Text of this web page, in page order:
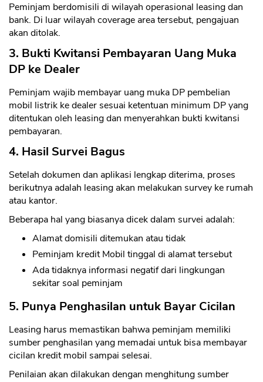
Peminjam berdomisili di wilayah operasional leasing dan
bank. Di luar wilayah coverage area tersebut, pengajuan
akan ditolak.
3. Bukti Kwitansi Pembayaran Uang Muka
DP ke Dealer
Peminjam wajib membayar uang muka DP pembelian
mobil listrik ke dealer sesuai ketentuan minimum DP yang
ditentukan oleh leasing dan menyerahkan bukti kwitansi
pembayaran.
4. Hasil Survei Bagus
Setelah dokumen dan aplikasi lengkap diterima, proses
berikutnya adalah leasing akan melakukan survey ke rumah
atau kantor.
Beberapa hal yang biasanya dicek dalam survei adalah:
Alamat domisili ditemukan atau tidak
Peminjam kredit Mobil tinggal di alamat tersebut
Ada tidaknya informasi negatif dari lingkungan
sekitar soal peminjam
5. Punya Penghasilan untuk Bayar Cicilan
Leasing harus memastikan bahwa peminjam memiliki
sumber penghasilan yang memadai untuk bisa membayar
cicilan kredit mobil sampai selesai.
Penilaian akan dilakukan dengan menghitung sumber